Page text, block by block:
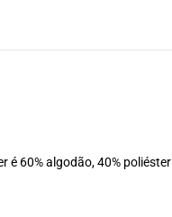
é 60% algodão, 40% poliéster